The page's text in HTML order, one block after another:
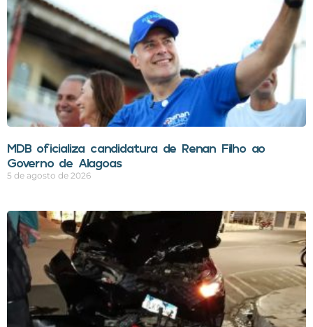
MDB oficializa candidatura de Renan Filho ao
Governo de Alagoas
5 de agosto de 2026